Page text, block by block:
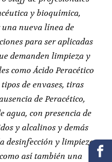
y bioquímica,
nueva línea de
para ser aplicadas
demanden limpieza y
como Ácido Peracético
de envases, tiras
de Peracético,
agua, con presencia de
y alcalinos y demás
desinfección y limpieza
así también una